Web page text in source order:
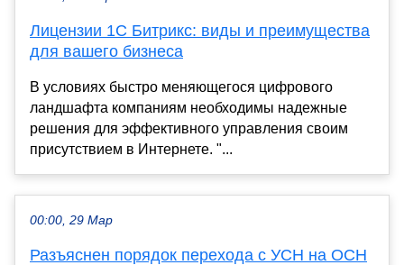
Лицензии 1С Битрикс: виды и преимущества
для вашего бизнеса
В условиях быстро меняющегося цифрового
ландшафта компаниям необходимы надежные
решения для эффективного управления своим
присутствием в Интернете. "...
00:00, 29 Мар
Разъяснен порядок перехода с УСН на ОСН